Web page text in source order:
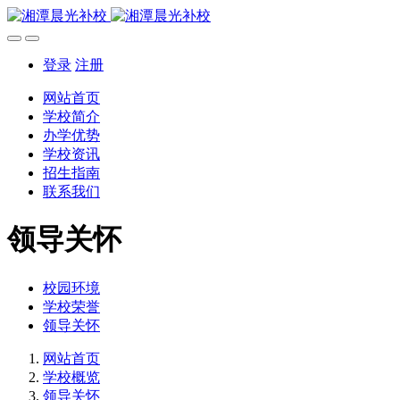
登录 注册
网站首页
学校简介
办学优势
学校资讯
招生指南
联系我们
领导关怀
校园环境
学校荣誉
领导关怀
网站首页
学校概览
领导关怀